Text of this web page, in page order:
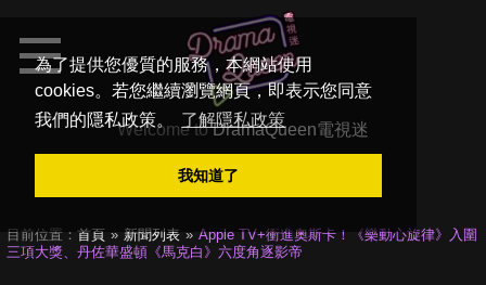
為了提供您優質的服務，本網站使用
cookies。若您繼續瀏覽網頁，即表示您同意
我們的隱私政策。
了解隱私政策
我知道了
Welcome toDramaQueen電視迷
目前位置： 首頁 新聞列表
Apple TV+衝進奧斯卡！《樂動心旋律》入圍
三項大獎、丹佐華盛頓《馬克白》六度角逐影帝